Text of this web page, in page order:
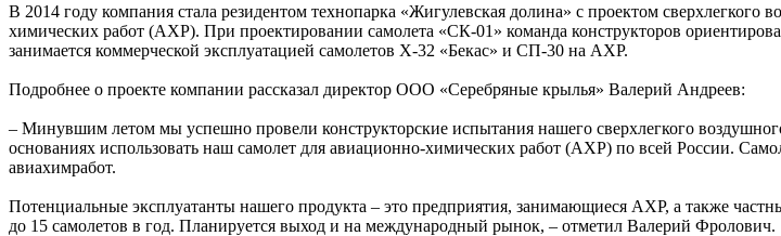
В 2014 году компания стала резидентом технопарка «Жигулевская долина» с проектом
химических работ (АХР). При проектировании самолета «СК-01» команда конструкторов
занимается коммерческой эксплуатацией самолетов Х-32 «Бекас» и СП-30 на АХР.
Подробнее о проекте компании рассказал директор ООО «Серебряные крылья» Валерий Андреев:
– Минувшим летом мы успешно провели конструкторские испытания нашего сверхлегкого
основаниях использовать наш самолет для авиационно-химических работ (АХР) по всей России.
авиахимработ.
Потенциальные эксплуатанты нашего продукта – это предприятия, занимающиеся АХР, а также
до 15 самолетов в год. Планируется выход и на международный рынок, – отметил Валерий Фролович.